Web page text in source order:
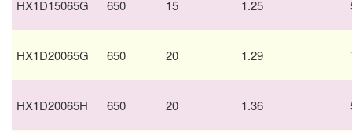
HX1D15065G 650 15 1.25
HX1D20065G 650 20 1.29
HX1D20065H 650 20 1.36